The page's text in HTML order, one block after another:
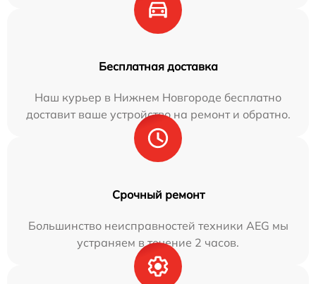
Бесплатная доставка
Наш курьер в Нижнем Новгороде бесплатно
доставит ваше устройство на ремонт и обратно.
Срочный ремонт
Большинство неисправностей техники AEG мы
устраняем в течение 2 часов.